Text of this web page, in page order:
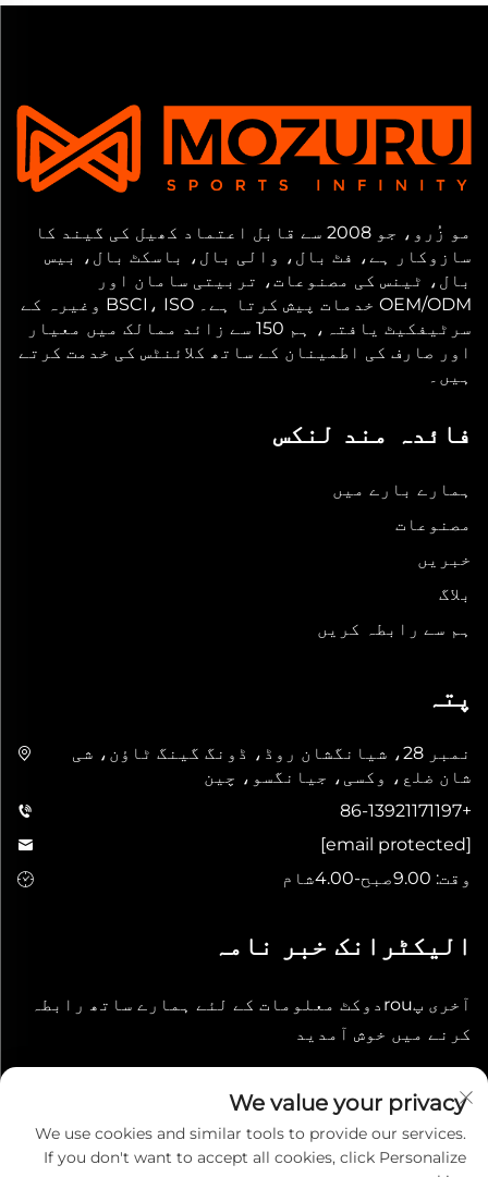
مو زُرو، جو 2008 سے قابل اعتماد کھیل کی گیند کا
سازوکار ہے، فٹ بال، والی بال، باسکٹ بال، بیس
بال، ٹینس کی مصنوعات، تربیتی سامان اور
OEM/ODM خدمات پیش کرتا ہے۔ BSCI، ISO وغیرہ کے
سرٹیفکیٹ یافتہ، ہم 150 سے زائد ممالک میں معیار
اور صارف کی اطمینان کے ساتھ کلائنٹس کی خدمت کرتے
ہیں۔
فائدہ مند لنکس
ہمارے بارے میں
مصنوعات
خبریں
بلاگ
ہم سے رابطہ کریں
پتہ
نمبر 28، شیانگشان روڈ، ڈونگ گینگ ٹاؤن، شی
شان ضلع، وکسی، جیانگسو، چین
+86-13921171197
[email protected]
وقت: 9.00صبح-4.00شام
الیکٹرانک خبر نامہ
آخری پrouدوکٹ معلومات کے لئے ہمارے ساتھ رابطہ
کرنے میں خوش آمدید
جمع کریں
We value your privacy
We use cookies and similar tools to provide our services.
If you don't want to accept all cookies, click Personalize